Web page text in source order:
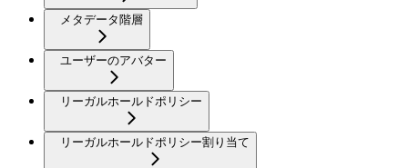
メタデータ階層
ユーザーのアバター
リーガルホールドポリシー
リーガルホールドポリシー割り当て